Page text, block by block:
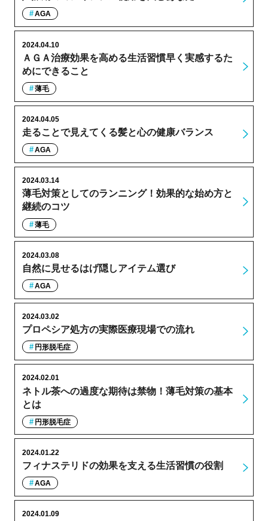
AGA
ＡＧＡ治療効果を高める生活習慣早く実感するた
めにできること
2024.04.10
薄毛
走ることで見えてくる髪と心の健康バランス
2024.04.05
AGA
薄毛対策としてのランニング！効果的な始め方と
継続のコツ
2024.03.14
薄毛
自然に見せるはげ隠しアイテム選び
2024.03.08
AGA
プロペシア処方の実際医療現場での流れ
2024.03.02
円形脱毛症
ネトル茶への過度な期待は禁物！薄毛対策の基本
とは
2024.02.01
円形脱毛症
フィナステリドの効果を支える生活習慣の役割
2024.01.22
AGA
2024.01.09